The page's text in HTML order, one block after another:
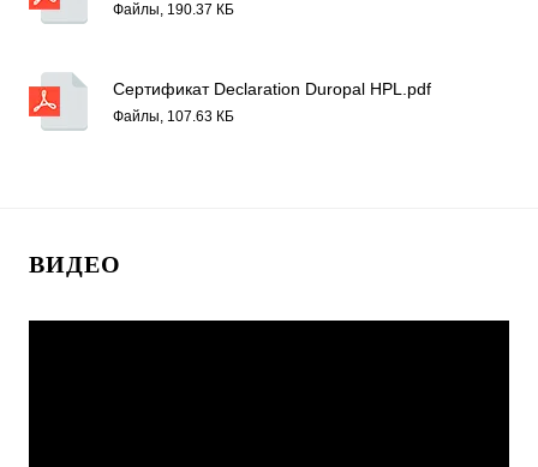
Файлы, 190.37 КБ
Сертификат Declaration Duropal HPL.pdf
Файлы, 107.63 КБ
ВИДЕО